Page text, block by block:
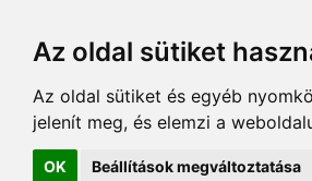
Az oldal sütiket
Az oldal sütiket és egyéb
jelenít meg, és elemzi a
OK Beállítások megváltoztatása